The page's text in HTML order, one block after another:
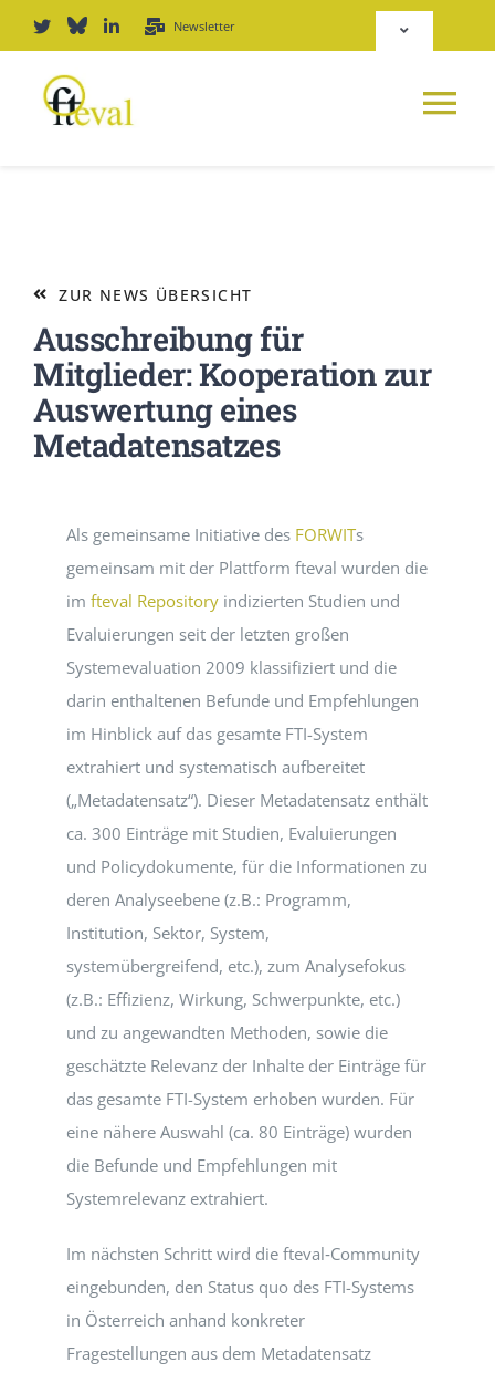
Inhalt
springen
Newsletter
Toggle
Deutsch
JOURNAL
PODCAST
STANDARDS
LESENSWERTES
KONTAKT
ZUR NEWS ÜBERSICHT
Ausschreibung für
Mitglieder: Kooperation zur
Auswertung eines
Metadatensatzes
Als gemeinsame Initiative des FORWITs
gemeinsam mit der Plattform fteval wurden die
im fteval Repositoryindizierten Studien und
Evaluierungen seit der letzten großen
Systemevaluation 2009 klassifiziert und die
darin enthaltenen Befunde und Empfehlungen
im Hinblick auf das gesamte FTI-System
extrahiert und systematisch aufbereitet
(„Metadatensatz“). Dieser Metadatensatz enthält
ca. 300 Einträge mit Studien, Evaluierungen
und Policydokumente, für die Informationen zu
deren Analyseebene (z.B.: Programm,
Institution, Sektor, System,
systemübergreifend, etc.), zum Analysefokus
(z.B.: Effizienz, Wirkung, Schwerpunkte, etc.)
und zu angewandten Methoden, sowie die
geschätzte Relevanz der Inhalte der Einträge für
das gesamte FTI-System erhoben wurden. Für
eine nähere Auswahl (ca. 80 Einträge) wurden
die Befunde und Empfehlungen mit
Systemrelevanz extrahiert.
Im nächsten Schritt wird die fteval‑Community
eingebunden, den Status quo des FTI-Systems
in Österreich anhand konkreter
Fragestellungen aus dem Metadatensatz